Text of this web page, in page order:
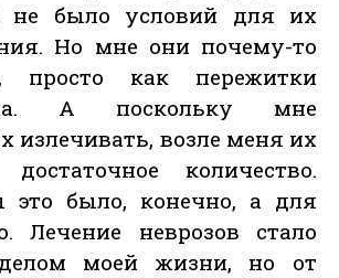
не было условий для их
Но мне они почему-то
просто как пережитки
А поскольку мне
излечивать, возле меня их
достаточное количество.
это было, конечно, а для
Лечение неврозов стало
моей жизни, но от